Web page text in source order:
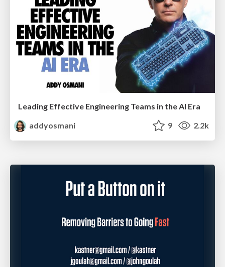
Leading Effective Engineering Teams in the AI Era
addyosmani
9 2.2k